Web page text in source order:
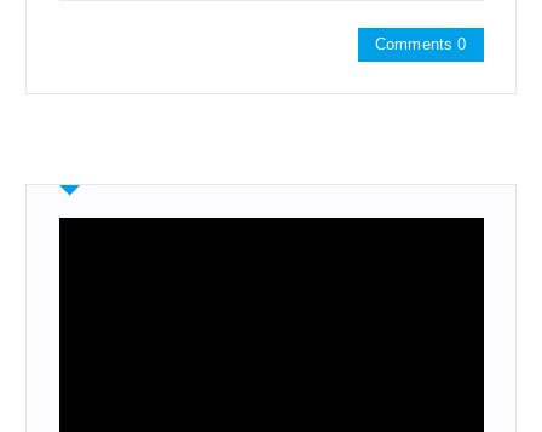
Comments 0